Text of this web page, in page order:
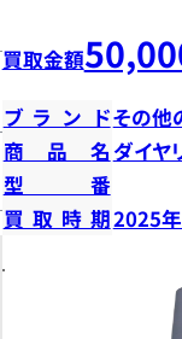
買取金額
ブランドその他
商品名ダイヤ
型番
買取時期2025